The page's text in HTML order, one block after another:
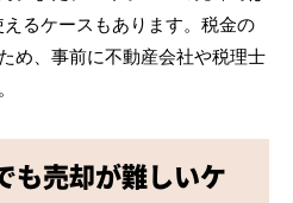
えるケースもあります。税金の
め、事前に不動産会社や税理士
も売却が難しいケ